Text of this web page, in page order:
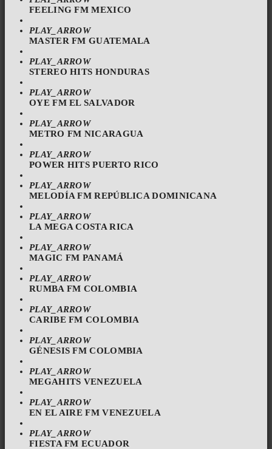
FEELING FM MEXICO
PLAY_ARROW
MASTER FM GUATEMALA
PLAY_ARROW
STEREO HITS HONDURAS
PLAY_ARROW
OYE FM EL SALVADOR
PLAY_ARROW
METRO FM NICARAGUA
PLAY_ARROW
POWER HITS PUERTO RICO
PLAY_ARROW
MELODÍA FM REPÚBLICA DOMINICANA
PLAY_ARROW
LA MEGA COSTA RICA
PLAY_ARROW
MAGIC FM PANAMÁ
PLAY_ARROW
RUMBA FM COLOMBIA
PLAY_ARROW
CARIBE FM COLOMBIA
PLAY_ARROW
GÉNESIS FM COLOMBIA
PLAY_ARROW
MEGAHITS VENEZUELA
PLAY_ARROW
EN EL AIRE FM VENEZUELA
PLAY_ARROW
FIESTA FM ECUADOR